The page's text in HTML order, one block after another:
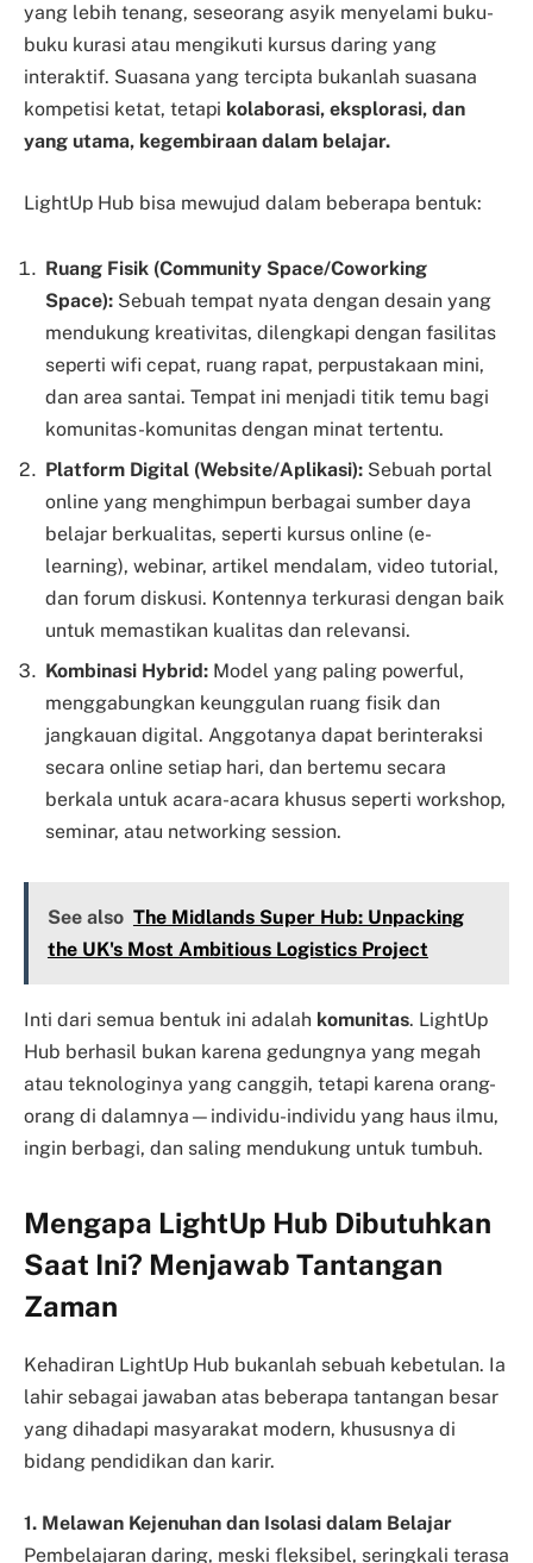
yang lebih tenang, seseorang asyik menyelami buku-
buku kurasi atau mengikuti kursus daring yang
interaktif. Suasana yang tercipta bukanlah suasana
kompetisi ketat, tetapi kolaborasi, eksplorasi, dan
yang utama, kegembiraan dalam belajar.
LightUp Hub bisa mewujud dalam beberapa bentuk:
Ruang Fisik (Community Space/Coworking
Space): Sebuah tempat nyata dengan desain yang
mendukung kreativitas, dilengkapi dengan fasilitas
seperti wifi cepat, ruang rapat, perpustakaan mini,
dan area santai. Tempat ini menjadi titik temu bagi
komunitas-komunitas dengan minat tertentu.
Platform Digital (Website/Aplikasi): Sebuah portal
online yang menghimpun berbagai sumber daya
belajar berkualitas, seperti kursus online (e-
learning), webinar, artikel mendalam, video tutorial,
dan forum diskusi. Kontennya terkurasi dengan baik
untuk memastikan kualitas dan relevansi.
Kombinasi Hybrid: Model yang paling powerful,
menggabungkan keunggulan ruang fisik dan
jangkauan digital. Anggotanya dapat berinteraksi
secara online setiap hari, dan bertemu secara
berkala untuk acara-acara khusus seperti workshop,
seminar, atau networking session.
See also The Midlands Super Hub: Unpacking
the UK's Most Ambitious Logistics Project
Inti dari semua bentuk ini adalah komunitas. LightUp
Hub berhasil bukan karena gedungnya yang megah
atau teknologinya yang canggih, tetapi karena orang-
orang di dalamnya—individu-individu yang haus ilmu,
ingin berbagi, dan saling mendukung untuk tumbuh.
Mengapa LightUp Hub Dibutuhkan
Saat Ini? Menjawab Tantangan
Zaman
Kehadiran LightUp Hub bukanlah sebuah kebetulan. Ia
lahir sebagai jawaban atas beberapa tantangan besar
yang dihadapi masyarakat modern, khususnya di
bidang pendidikan dan karir.
1. Melawan Kejenuhan dan Isolasi dalam Belajar
Pembelajaran daring, meski fleksibel, seringkali terasa